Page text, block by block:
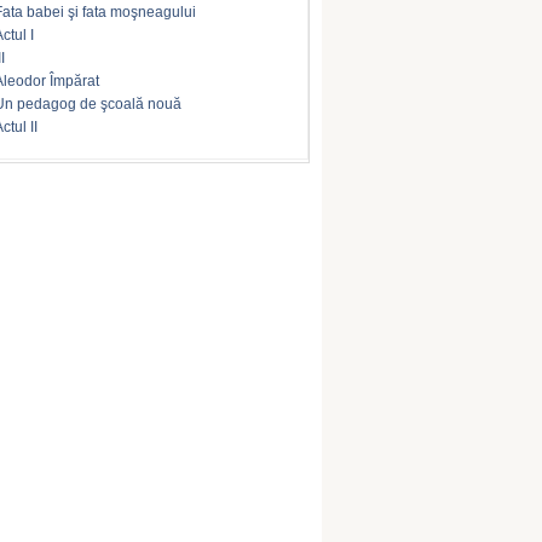
babei şi fata moşneagului
I
Împărat
pedagog de şcoală nouă
II